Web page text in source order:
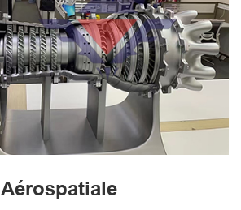
Aérospatiale